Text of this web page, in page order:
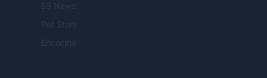
ES Newz
Pet Story
Encocina